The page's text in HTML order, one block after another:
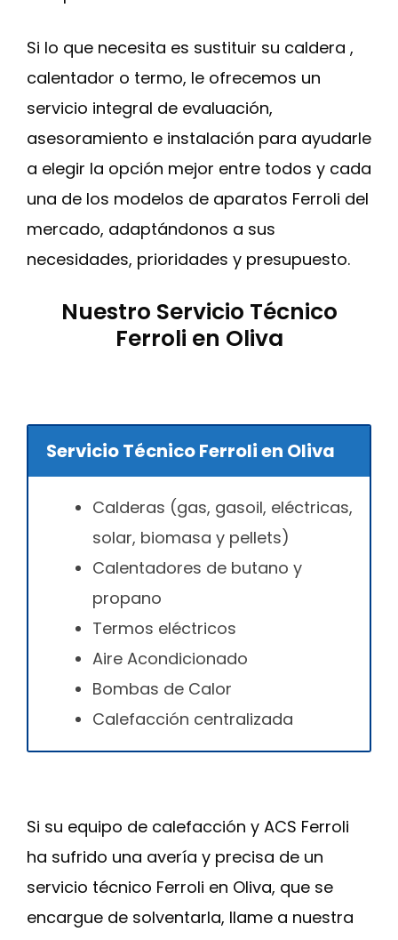
Si lo que necesita es sustituir su caldera ,
calentador o termo, le ofrecemos un
servicio integral de evaluación,
asesoramiento e instalación para ayudarle
a elegir la opción mejor entre todos y cada
una de los modelos de aparatos Ferroli del
mercado, adaptándonos a sus
necesidades, prioridades y presupuesto.
Nuestro Servicio Técnico
Ferroli en Oliva
Servicio Técnico Ferroli en Oliva
Calderas (gas, gasoil, eléctricas,
solar, biomasa y pellets)
Calentadores de butano y
propano
Termos eléctricos
Aire Acondicionado
Bombas de Calor
Calefacción centralizada
Si su equipo de calefacción y ACS Ferroli
ha sufrido una avería y precisa de un
servicio técnico Ferroli en Oliva, que se
encargue de solventarla, llame a nuestra